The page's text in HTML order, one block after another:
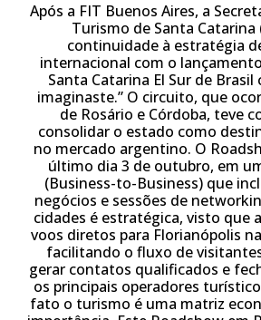
Após a FIT Buenos Aires, a
Turismo de Santa Catarina
continuidade à estratégia
internacional com o
Santa Catarina El Sur de
imaginaste.” O circuito, que
de Rosário e Córdoba, teve
consolidar o estado como
no mercado argentino. O
último dia 3 de outubro, em
(Business-to-Business) que
negócios e sessões de
cidades é estratégica, visto que
voos diretos para Florianópolis
facilitando o fluxo de
gerar contatos qualificados e
os principais operadores
fato o turismo é uma matriz